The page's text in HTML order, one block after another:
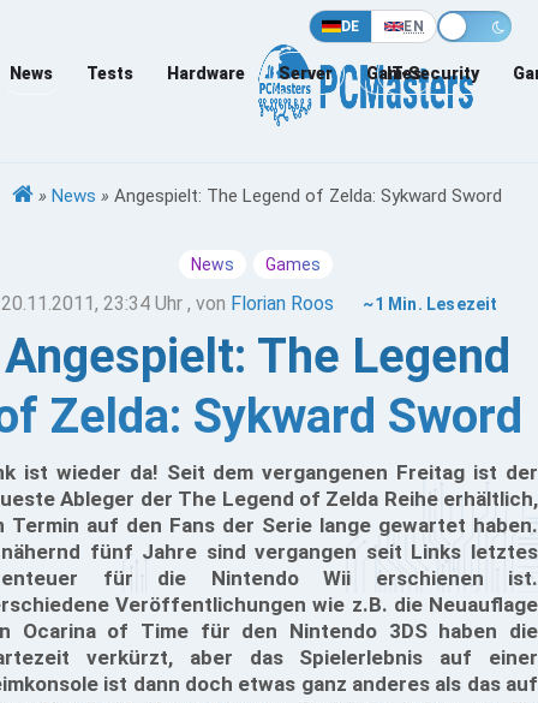
DE EN
News Tests Hardware Server Games
IT-Security
» News » Angespielt: The Legend of Zelda: Sykward Sword
News Games
20.11.2011, 23:34 Uhr , von Florian Roos ~1 Min. Lesezeit
Angespielt: The Legend
Zelda: Sykward Sword
ist wieder da! Seit dem vergangenen Freitag ist der
Ableger der The Legend of Zelda Reihe erhältlich,
Termin auf den Fans der Serie lange gewartet haben.
fünf Jahre sind vergangen seit Links letztes
für die Nintendo Wii erschienen ist.
Veröffentlichungen wie z.B. die Neuauflage
Ocarina of Time für den Nintendo 3DS haben die
verkürzt, aber das Spielerlebnis auf einer
ist dann doch etwas ganz anderes als das auf